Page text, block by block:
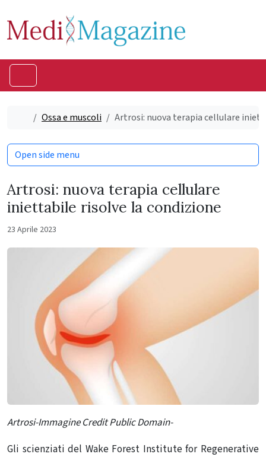
Home
Ossa e muscoli Artrosi: nuova terapia cellulare
Artrosi: nuova terapia cellulare
iniettabile risolve la condizione
23 Aprile 2023
Artrosi-Immagine Credit Public Domain-
Gli scienziati del Wake Forest Institute for Regenerative
Open side menu